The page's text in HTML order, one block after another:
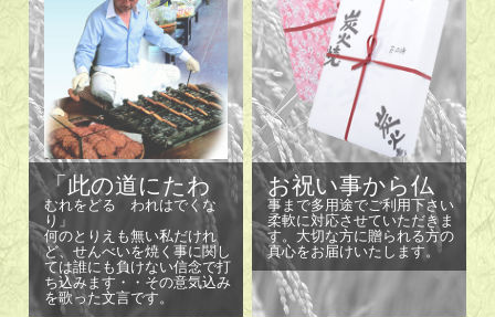
「此の道にたわ
むれをどる われはでくな
り」
何のとりえも無い私だけれ
ど、せんべいを焼く事に関し
ては誰にも負けない信念で打
ち込みます・・その意気込み
を歌った文言です。
お祝い事から仏
事まで多用途でご利用下さい
柔軟に対応させていただきま
す。大切な方に贈られる方の
真心をお届けいたします。